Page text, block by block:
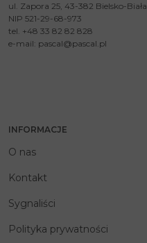
ul. Zapora 25, 43-382 Bielsko-Biała
NIP 521-29-68-973
tel. +48 33 82 82 828
e-mail: pascal@pascal.pl
INFORMACJE
O nas
Kontakt
Sygnaliści
Polityka prywatności